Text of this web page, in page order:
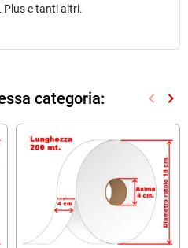
Plus e tanti altri.
categoria: keyboard_arrow_left keyboard_arrow_right